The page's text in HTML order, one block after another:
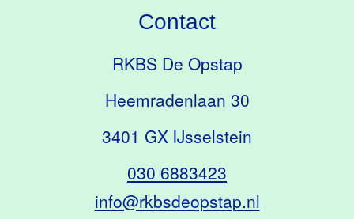
Contact
RKBS De Opstap
Heemradenlaan 30
3401 GX IJsselstein
030 6883423
info@rkbsdeopstap.nl